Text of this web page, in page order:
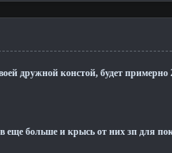
дружной констой, будет
больше и крысь от них зп для